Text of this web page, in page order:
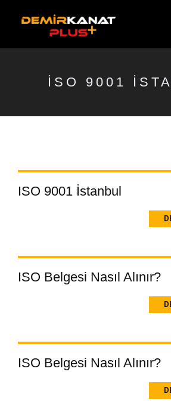
ISO 9001
ISO 9001 İstanbul
ISO Belgesi Nasıl Alınır?
ISO Belgesi Nasıl Alınır?